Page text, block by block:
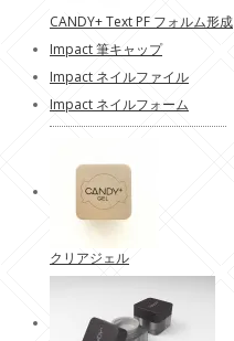
CANDY+ Text PF フォルム形成
Impact 筆キャップ
Impact ネイルファイル
Impact ネイルフォーム
クリアジェル